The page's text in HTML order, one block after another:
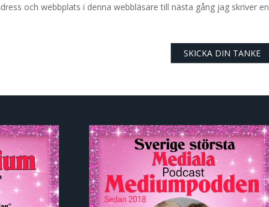
och webbplats i denna webbläsare till nästa gång jag skriver en